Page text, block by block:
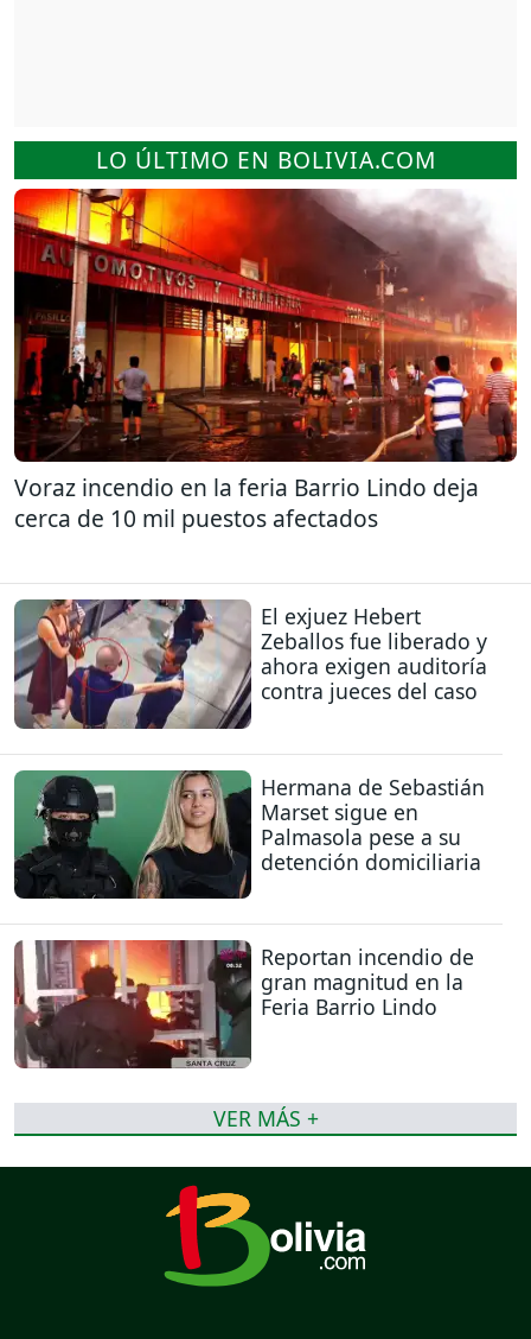
LO ÚLTIMO EN BOLIVIA.COM
Voraz incendio en la feria Barrio Lindo deja
cerca de 10 mil puestos afectados
El exjuez Hebert
Zeballos fue liberado y
ahora exigen auditoría
contra jueces del caso
Hermana de Sebastián
Marset sigue en
Palmasola pese a su
detención domiciliaria
Reportan incendio de
gran magnitud en la
Feria Barrio Lindo
VER MÁS +